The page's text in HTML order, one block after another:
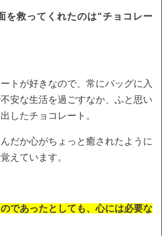
を救ってくれたのは“チョコレー
トが好きなので、常にバッグに入
安な生活を過ごすなか、ふと思い
したチョコレート。
だか心がちょっと癒されたように
えています。
であったとしても、心には必要な